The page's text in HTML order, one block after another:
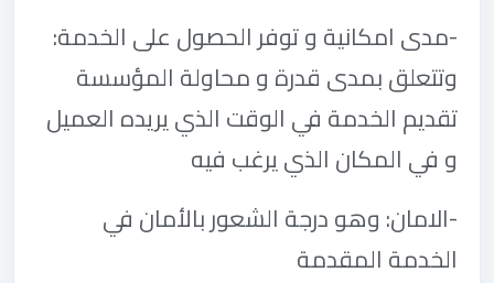
-مدى امكانية و توفر الحصول على الخدمة:
وتتعلق بمدى قدرة و محاولة المؤسسة
تقديم الخدمة في الوقت الذي يريده العميل
و في المكان الذي يرغب فيه
-الامان: وهو درجة الشعور بالأمان في
الخدمة المقدمة